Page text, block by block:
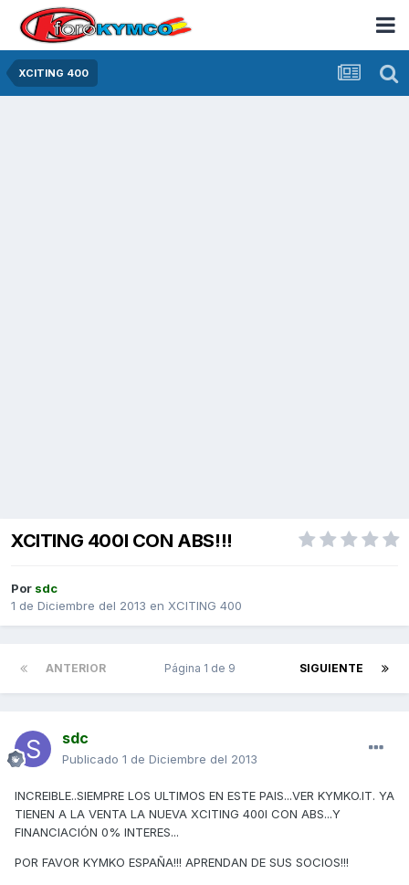
XCITING 400
XCITING 400I CON ABS!!!
Por sdc
1 de Diciembre del 2013 en XCITING 400
ANTERIOR SIGUIENTE
Página 1 de 9
sdc
Publicado 1 de Diciembre del 2013
INCREIBLE..SIEMPRE LOS ULTIMOS EN ESTE PAIS...VER KYMKO.IT. YA
TIENEN A LA VENTA LA NUEVA XCITING 400I CON ABS...Y
FINANCIACIÓN 0% INTERES...
POR FAVOR KYMKO ESPAÑA!!! APRENDAN DE SUS SOCIOS!!!